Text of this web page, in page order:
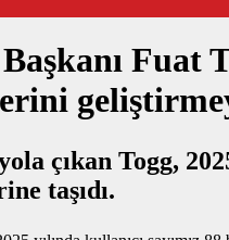
Fuat
çıkan Togg,
taşıdı.